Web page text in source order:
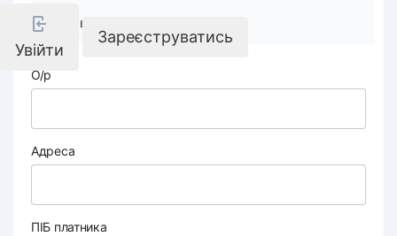
Увійти
Зареєструватись
Реквізити компанії
О/р
Адреса
ПІБ платника